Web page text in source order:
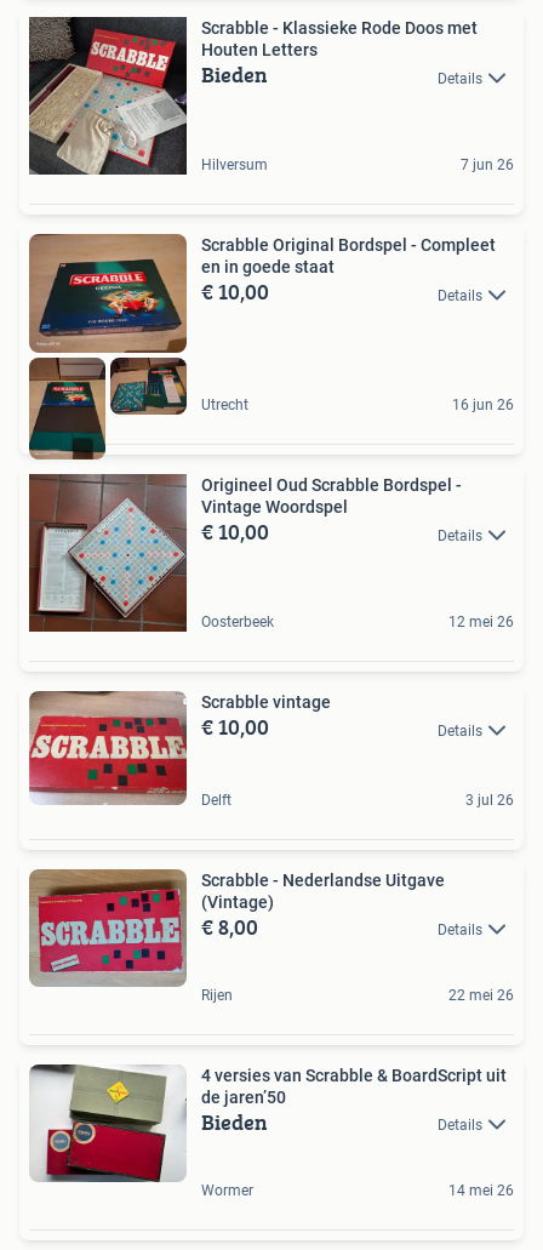
Scrabble - Klassieke Rode Doos met
Houten Letters
Bieden Details
Hilversum 7 jun 26
Scrabble Original Bordspel - Compleet
en in goede staat
€ 10,00 Details
Utrecht 16 jun 26
Origineel Oud Scrabble Bordspel -
Vintage Woordspel
€ 10,00 Details
Oosterbeek 12 mei 26
Scrabble vintage
€ 10,00 Details
Delft 3 jul 26
Scrabble - Nederlandse Uitgave
(Vintage)
€ 8,00 Details
Rijen 22 mei 26
4 versies van Scrabble & BoardScript uit
de jaren’50
Bieden Details
Wormer 14 mei 26